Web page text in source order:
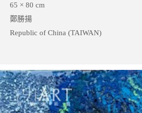
65 × 80 cm
鄭勝揚
Republic of China (TAIWAN)